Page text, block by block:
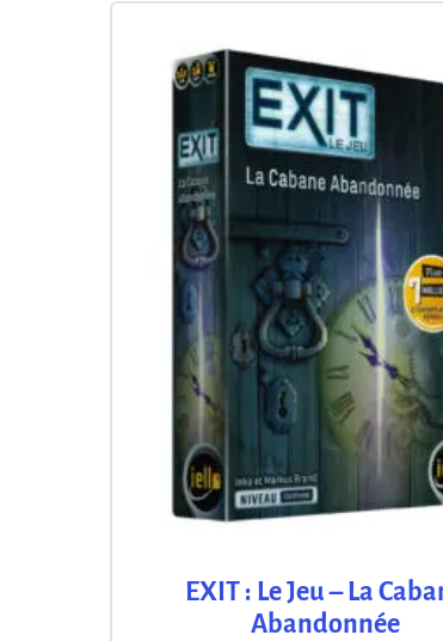
EXIT : Le Jeu – La
Abandonnée